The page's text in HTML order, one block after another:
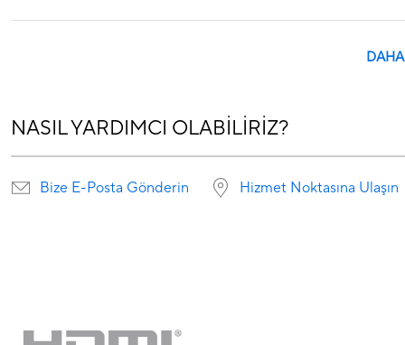
NASIL YARDIMCI OLABILIRIZ?
Bize E-Posta Gönderin Hizmet Noktasına Ulaşın